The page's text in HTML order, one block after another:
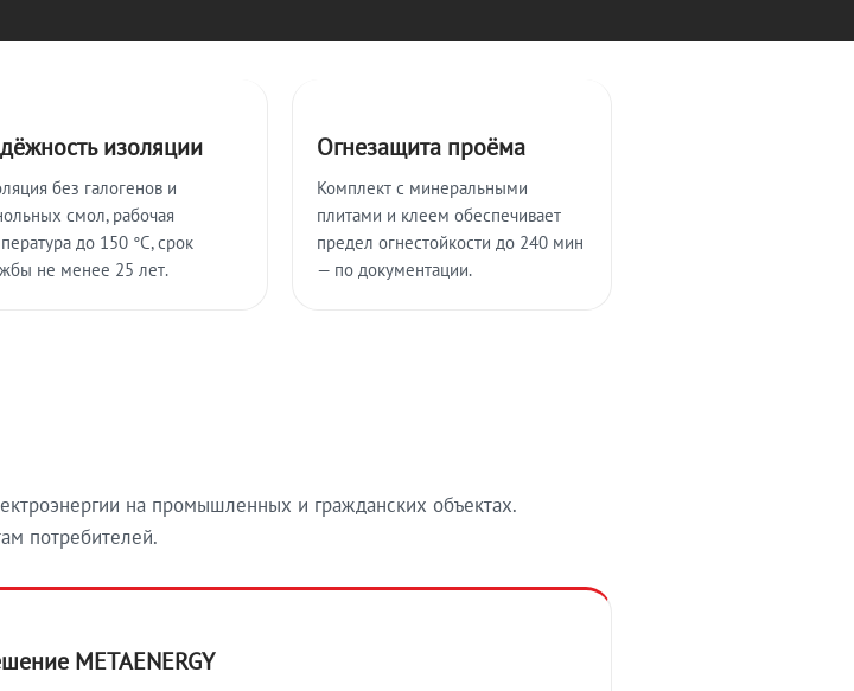
изоляции
без галогенов и
смол, рабочая
до 150 °C, срок
не менее 25 лет.
Огнезащита проёма
Комплект с минеральными
плитами и клеем обеспечивает
предел огнестойкости до 240 мин
— по документации.
на промышленных и гражданских объектах.
потребителей.
METAENERGY